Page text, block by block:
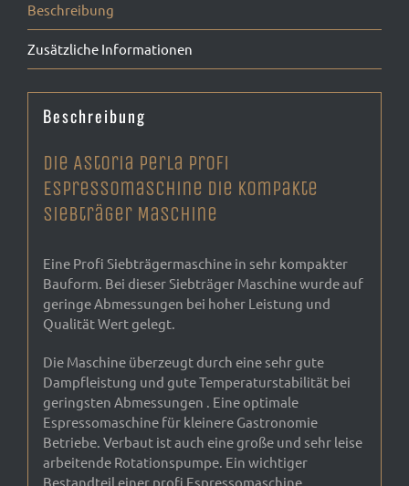
Beschreibung
Zusätzliche Informationen
Beschreibung
Die Astoria Perla Profi
Espressomaschine die kompakte
Siebträger Maschine
Eine Profi Siebträgermaschine in sehr kompakter
Bauform. Bei dieser Siebträger Maschine wurde auf
geringe Abmessungen bei hoher Leistung und
Qualität Wert gelegt.
Die Maschine überzeugt durch eine sehr gute
Dampfleistung und gute Temperaturstabilität bei
geringsten Abmessungen . Eine optimale
Espressomaschine für kleinere Gastronomie
Betriebe. Verbaut ist auch eine große und sehr leise
arbeitende Rotationspumpe. Ein wichtiger
Bestandteil einer profi Espressomaschine.